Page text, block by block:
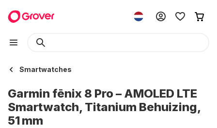
Smartwatches
Garmin fēnix 8 Pro – AMOLED LTE
Smartwatch, Titanium Behuizing,
51 mm